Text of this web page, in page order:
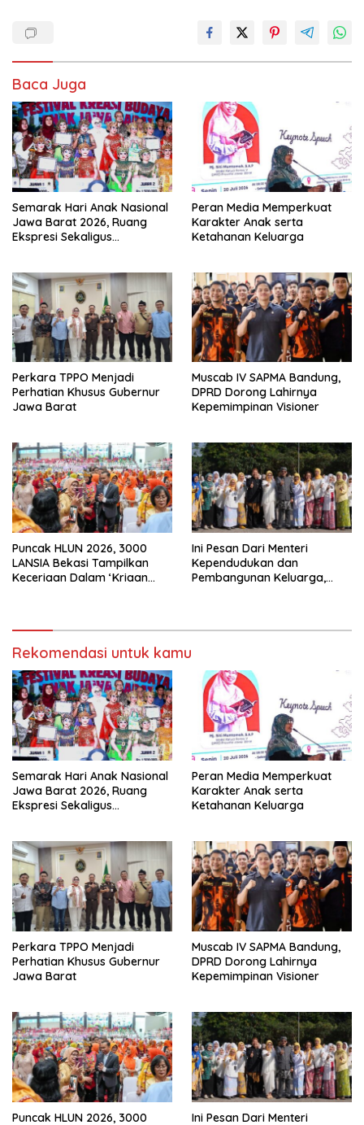
Baca Juga
Semarak Hari Anak Nasional
Jawa Barat 2026, Ruang
Ekspresi Sekaligus
Peran Media Memperkuat
Karakter Anak serta
Ketahanan Keluarga
Perkara TPPO Menjadi
Perhatian Khusus Gubernur
Jawa Barat
Muscab IV SAPMA Bandung,
DPRD Dorong Lahirnya
Kepemimpinan Visioner
Puncak HLUN 2026, 3000
LANSIA Bekasi Tampilkan
Keceriaan Dalam ‘Kriaan
Ini Pesan Dari Menteri
Kependudukan dan
Pembangunan Keluarga,
Rekomendasi untuk kamu
Semarak Hari Anak Nasional
Jawa Barat 2026, Ruang
Ekspresi Sekaligus
Peran Media Memperkuat
Karakter Anak serta
Ketahanan Keluarga
Perkara TPPO Menjadi
Perhatian Khusus Gubernur
Jawa Barat
Muscab IV SAPMA Bandung,
DPRD Dorong Lahirnya
Kepemimpinan Visioner
Puncak HLUN 2026, 3000
Ini Pesan Dari Menteri